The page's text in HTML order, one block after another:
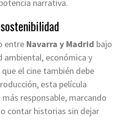
narrativa.
entre Navarra y Madrid bajo
económica y
el cine también debe
esta película
responsable, marcando
contar historias sin dejar